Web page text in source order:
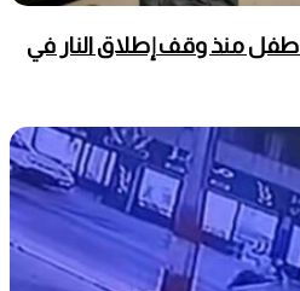
اليونيسف: استشهاد 300 طفل منذ وقف إطلاق النار في